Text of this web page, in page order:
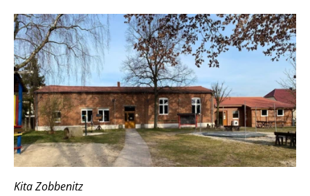
Kita Zobbenitz